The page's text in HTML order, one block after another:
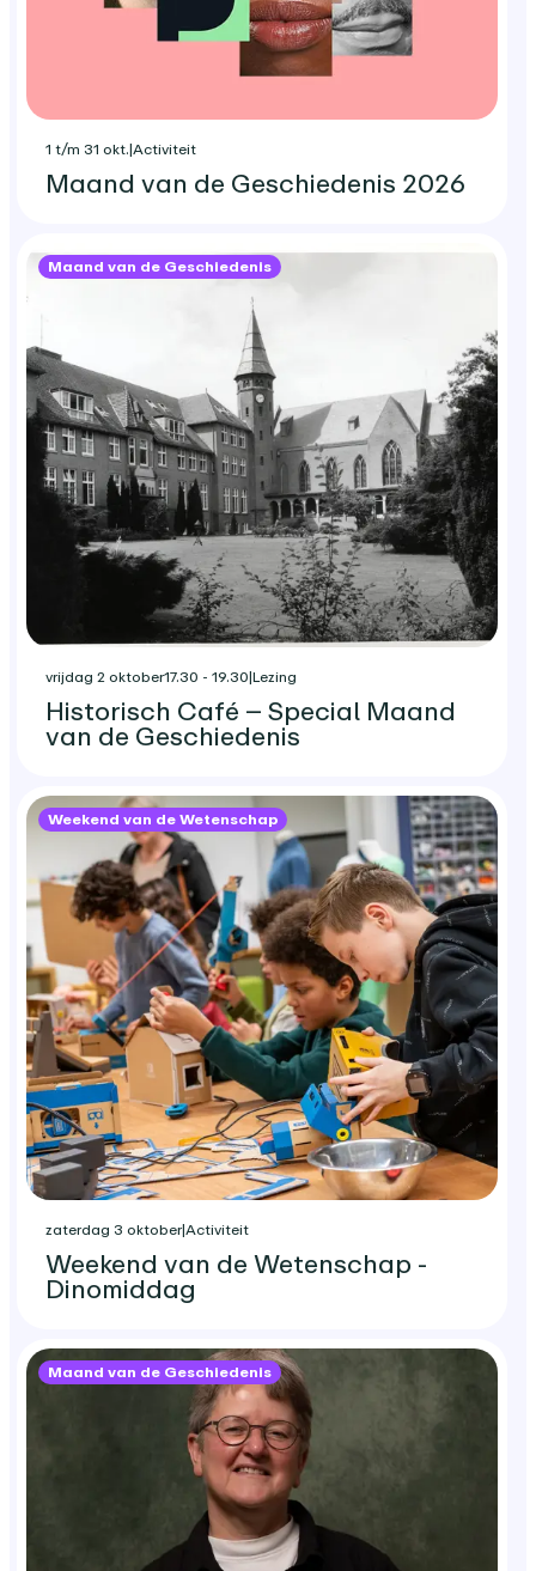
1 t/m 31 okt.|Activiteit
Maand van de Geschiedenis 2026
Maand van de Geschiedenis
vrijdag 2 oktober17.30 - 19.30|Lezing
Historisch Café – Special Maand
van de Geschiedenis
Weekend van de Wetenschap
zaterdag 3 oktober|Activiteit
Weekend van de Wetenschap -
Dinomiddag
Maand van de Geschiedenis